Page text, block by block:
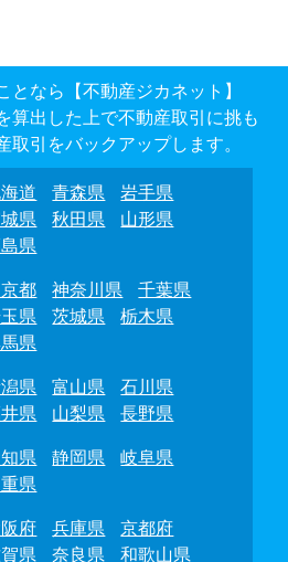
なら【不動産ジカネット】
算出した上で不動産取引に挑も
取引をバックアップします。
道 青森県
岩手県
県
秋田県
山形県
県
都 神奈川県
千葉県
県
茨城県
栃木県
県
県 富山県
石川県
県
山梨県
長野県
県 静岡県
岐阜県
県
府 兵庫県
京都府
県
奈良県 和歌山県